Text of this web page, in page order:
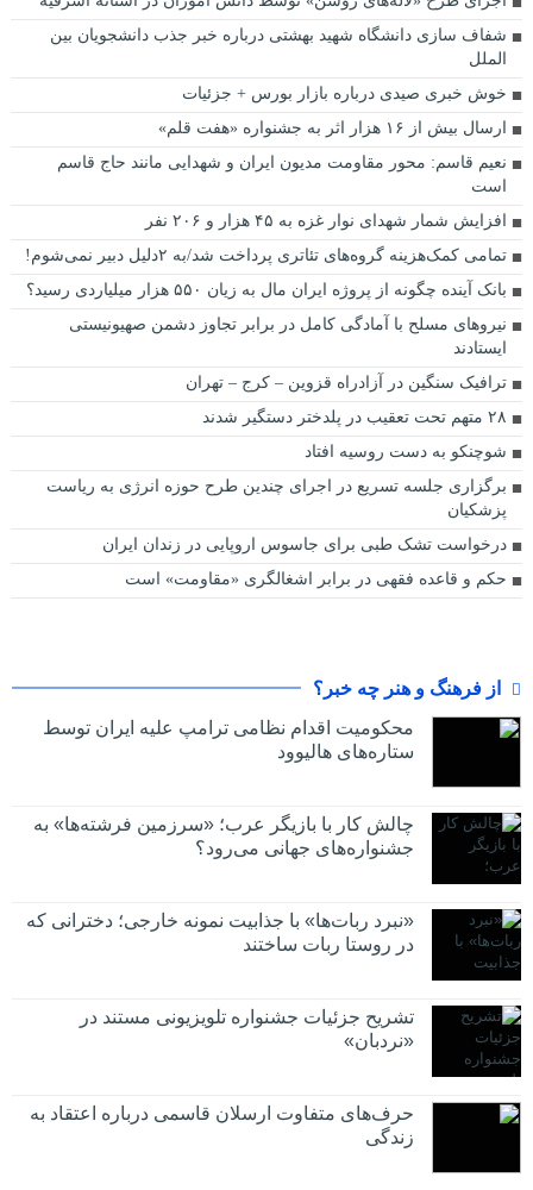
شفاف سازی دانشگاه شهید بهشتی درباره خبر جذب دانشجویان بین
الملل
خوش خبری صیدی درباره بازار بورس + جزئیات
ارسال بیش از ۱۶ هزار اثر به جشنواره «هفت قلم»
نعیم قاسم: محور مقاومت مدیون ایران و شهدایی مانند حاج قاسم
است
افزایش شمار شهدای نوار غزه به ۴۵ هزار و ۲۰۶ نفر
تمامی کمک‌هزینه‌ گروه‌های تئاتری پرداخت شد/به ۲دلیل دبیر نمی‌شوم!
بانک آینده چگونه از پروژه ایران‌ مال به زیان ۵۵۰ هزار میلیاردی رسید؟
نیروهای مسلح با آمادگی کامل در برابر تجاوز دشمن صهیونیستی
ایستادند
ترافیک سنگین در آزادراه قزوین – کرج – تهران
۲۸ متهم تحت تعقیب در پلدختر دستگیر شدند
شوچنکو به دست روسیه افتاد
برگزاری جلسه تسریع در اجرای چندین طرح حوزه انرژی به ریاست
پزشکیان
درخواست تشک طبی برای جاسوس اروپایی در زندان ایران
حکم و قاعده فقهی در برابر اشغالگری «مقاومت» است
از فرهنگ و هنر چه خبر؟
محکومیت اقدام نظامی ترامپ علیه ایران توسط
ستاره‌های هالیوود
چالش کار با بازیگر عرب؛ «سرزمین فرشته‌ها» به
جشنواره‌های جهانی می‌رود؟
«نبرد ربات‌ها» با جذابیت نمونه خارجی؛ دخترانی که
در روستا ربات ساختند
تشریح جزئیات جشنواره‌ تلویزیونی مستند در
«نردبان»
حرف‌های متفاوت ارسلان قاسمی درباره اعتقاد به
زندگی